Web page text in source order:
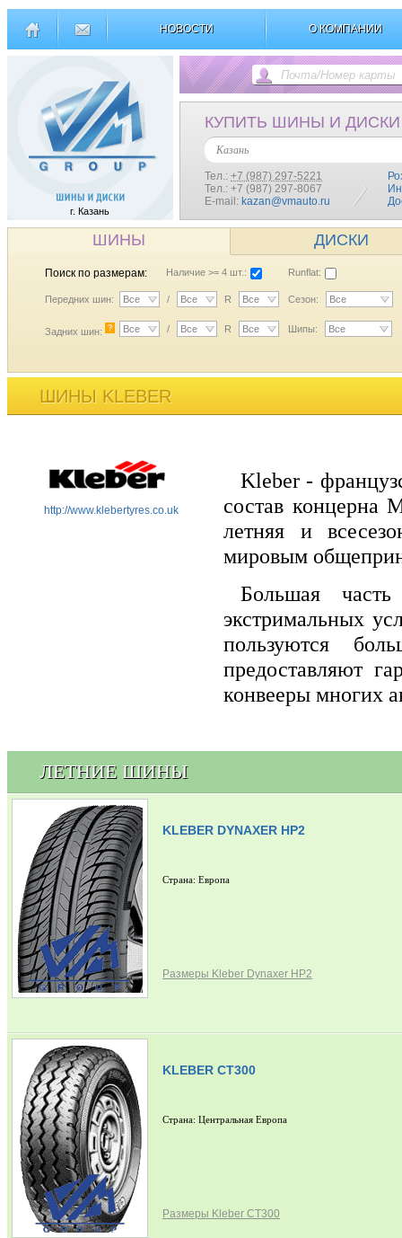
НОВОСТИ О КОМПАНИИ
г. Казань
КУПИТЬ ШИНЫ И ДИСКИ
Казань
Тел.: +7 (987) 297-5221
Тел.: +7 (987) 297-8067
E-mail: kazan@vmauto.ru
ШИНЫ ДИСКИ
Поиск по размерам: Наличие >= 4 шт.: Runflat:
Передних шин: Все / Все R Все Сезон: Все
Задних шин: ? Все / Все R Все Шипы: Все
ШИНЫ KLEBER
http://www.klebertyres.co.uk
Kleber -
состав концерна
летняя и
мировым
Большая
экстримальных
пользуются
предоставляют
конвееры многих
ЛЕТНИЕ ШИНЫ
KLEBER DYNAXER HP2
Страна: Европа
Размеры Kleber Dynaxer HP2
KLEBER CT300
Страна: Центральная Европа
Размеры Kleber CT300